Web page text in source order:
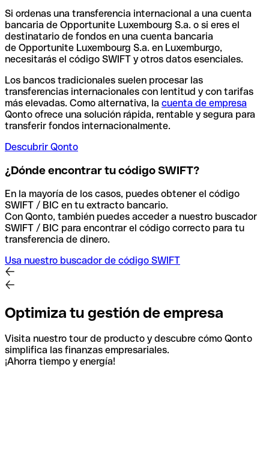
Si ordenas una transferencia internacional a una cuenta
bancaria de Opportunite Luxembourg S.a. o si eres el
destinatario de fondos en una cuenta bancaria
de Opportunite Luxembourg S.a. en Luxemburgo,
necesitarás el código SWIFT y otros datos esenciales.
Los bancos tradicionales suelen procesar las
transferencias internacionales con lentitud y con tarifas
más elevadas. Como alternativa, la cuenta de empresa
Qonto ofrece una solución rápida, rentable y segura para
transferir fondos internacionalmente.
Descubrir Qonto
¿Dónde encontrar tu código SWIFT?
En la mayoría de los casos, puedes obtener el código
SWIFT / BIC en tu extracto bancario.
Con Qonto, también puedes acceder a nuestro buscador
SWIFT / BIC para encontrar el código correcto para tu
transferencia de dinero.
Usa nuestro buscador de código SWIFT
Optimiza tu gestión de empresa
Visita nuestro tour de producto y descubre cómo Qonto
simplifica las finanzas empresariales.
¡Ahorra tiempo y energía!